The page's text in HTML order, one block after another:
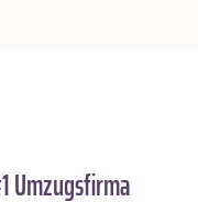
Umzugsfirma